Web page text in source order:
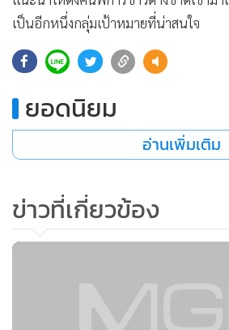
สุขภาพ หรือดูแลสุขภาพ ด้วย เช่น ดปรแ
จะจัดเป็นโปรแกรมนำร่อง ให้นักท่องเที่
ประเทสเป้าหมายได้มาทดลองใช้บริกา
เดือน โปรแกรมทัวร์สุขภาพนี้จะนำเสนอ
ได้
แยกเป็นแต่ละตลาด ตามความต้องการข
การเจาะตลาดศัลยกรรมความงาม ซึ่งจ
อายุได้ เพราะต้องทำงานร่วมกับโรงพย